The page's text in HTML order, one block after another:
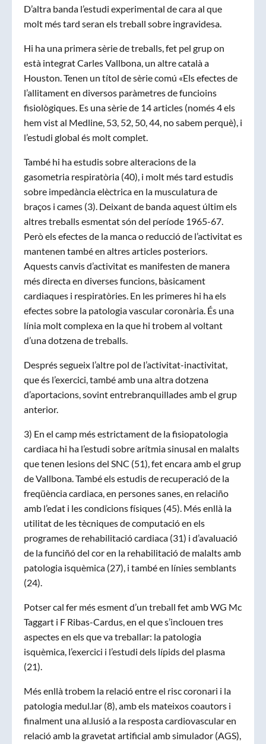
D’altra banda l’estudi experimental de cara al que
molt més tard seran els treball sobre ingravidesa.
Hi ha una primera sèrie de treballs, fet pel grup on
està integrat Carles Vallbona, un altre català a
Houston. Tenen un títol de sèrie comú «Els efectes de
l’allitament en diversos paràmetres de funcioins
fisiològiques. Es una sèrie de 14 articles (només 4 els
hem vist al Medline, 53, 52, 50, 44, no sabem perquè), i
l’estudi global és molt complet.
També hi ha estudis sobre alteracions de la
gasometria respiratòria (40), i molt més tard estudis
sobre impedància elèctrica en la musculatura de
braços i cames (3). Deixant de banda aquest últim els
altres treballs esmentat són del període 1965-67.
Però els efectes de la manca o reducció de l’activitat es
mantenen també en altres articles posteriors.
Aquests canvis d’activitat es manifesten de manera
més directa en diverses funcions, bàsicament
cardiaques i respiratòries. En les primeres hi ha els
efectes sobre la patologia vascular coronària. És una
línia molt complexa en la que hi trobem al voltant
d’una dotzena de treballs.
Després segueix l’altre pol de l’activitat-inactivitat,
que és l’exercici, també amb una altra dotzena
d’aportacions, sovint entrebranquillades amb el grup
anterior.
3) En el camp més estrictament de la fisiopatologia
cardiaca hi ha l’estudi sobre arítmia sinusal en malalts
que tenen lesions del SNC (51), fet encara amb el grup
de Vallbona. També els estudis de recuperació de la
freqüència cardiaca, en persones sanes, en relaciño
amb l’edat i les condicions físiques (45). Més enllà la
utilitat de les tècniques de computació en els
programes de rehabilitació cardiaca (31) i d’avaluació
de la funciñó del cor en la rehabilitació de malalts amb
patologia isquèmica (27), i també en línies semblants
(24).
Potser cal fer més esment d’un treball fet amb WG Mc
Taggart i F Ribas-Cardus, en el que s’inclouen tres
aspectes en els que va treballar: la patologia
isquèmica, l’exercici i l’estudi dels lípids del plasma
(21).
Més enllà trobem la relació entre el risc coronari i la
patologia medul.lar (8), amb els mateixos coautors i
finalment una al.lusió a la resposta cardiovascular en
relació amb la gravetat artificial amb simulador (AGS),